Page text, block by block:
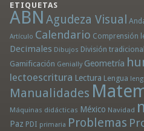
ETIQUETAS
ABN Agudeza Visual
Artículo Calendario Comprensión
Decimales Dibujos División tradicional
Gamificación Genially Geometría
lectoescritura Lectura Lengua
Manualidades
Máquinas didácticas México Navidad
Paz PDI primaria Problemas